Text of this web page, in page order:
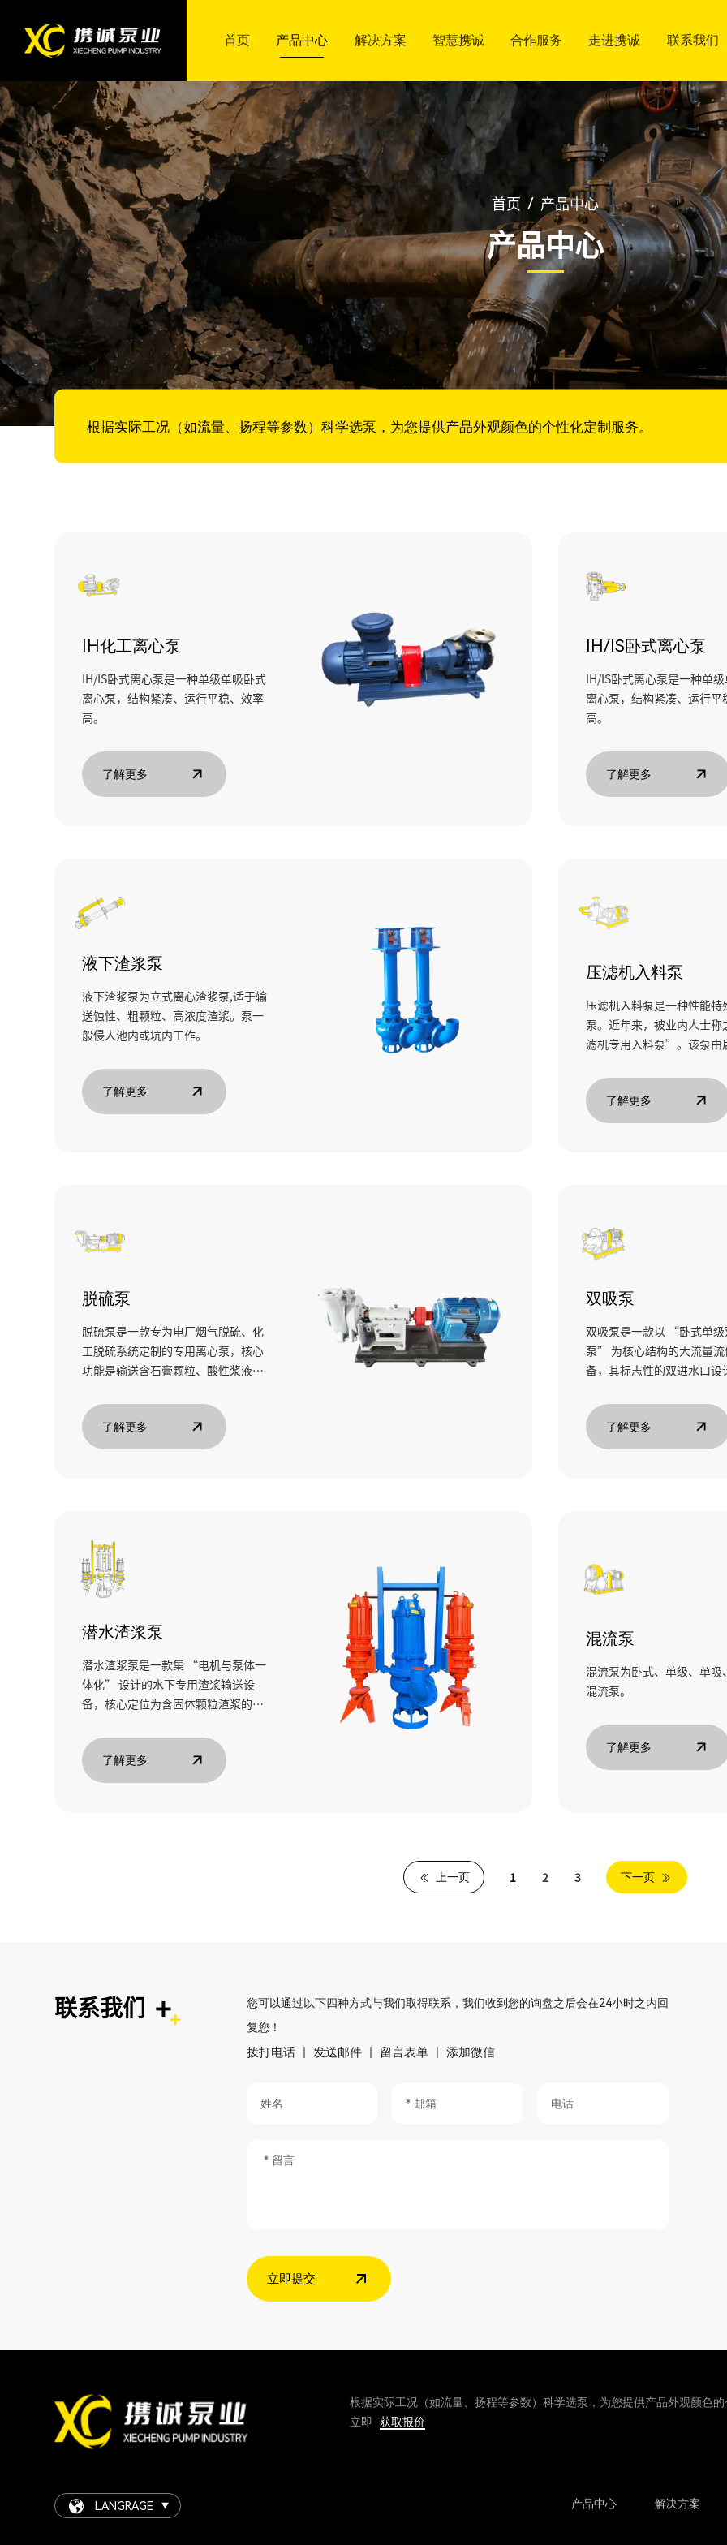
首页 产品中心
产品中心
解决方案
解决方案
应用行业
智慧携诚
智慧携诚
工厂展示
合作服务
合作服务
服务市场
合作流程
走进携诚
走进携诚
关于我们
质量方针
联系我们
联系我们
联系方式
首页 产品中心
产品中心
解决方案
解决方案
应用行业
智慧携诚
智慧携诚
工厂展示
合作服务
合作服务
服务市场
合作流程
走进携诚
走进携诚
关于我们
质量方针
联系我们
联系我们
联系方式
首页 / 产品中心
产品中心
根据实际工况（如流量、扬程等参数）科学选泵，为您提供产品外观颜色的个性化定制服务。
IH化工离心泵
IH/IS卧式离心泵是一种单级单吸卧式
离心泵，结构紧凑、运行平稳、效率
高。
了解更多
IH/IS卧式离心泵
IH/IS卧式离心泵是一种单
离心泵，结构紧凑、运行平
高。
了解更多
液下渣浆泵
液下渣浆泵为立式离心渣浆泵,适于输
送蚀性、粗颗粒、高浓度渣浆。泵一
般侵人池内或坑内工作。
了解更多
压滤机入料泵
压滤机入料泵是一种性能特
泵。近年来，被业内人士
滤机专用入料泵”。该泵由
要的是其流量、扬程曲线很
适合一些特殊的工况。
了解更多
脱硫泵
脱硫泵是一款专为电厂烟气脱硫、化
工脱硫系统定制的专用离心泵，核心
功能是输送含石膏颗粒、酸性浆液的
了解更多
双吸泵
双吸泵是一款以 “卧式单
泵” 为核心结构的大流量
备，其标志性的双进水口设
了解更多
潜水渣浆泵
潜水渣浆泵是一款集 “电机与泵体一
体化” 设计的水下专用渣浆输送设
备，核心定位为含固体颗粒渣浆的水
了解更多
混流泵
混流泵为卧式、单级、单吸
混流泵。
了解更多
上一页 1 2 3 下一页
联系我们 +
您可以通过以下四种方式与我们取得联系，我们收到您的询盘之后会在24小时之内回
复您！
拨打电话 发送邮件 留言表单 添加微信
立即提交
根据实际工况（如流量、扬程等参数）科学选泵，为您提供产品外观颜色
立即
获取报价
LANGRAGE 产品中心 解决方案